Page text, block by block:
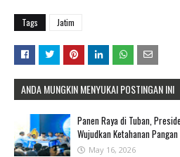
Tags Jatim
ANDA MUNGKIN MENYUKAI POSTINGAN INI
Panen Raya di Tuban,
Wujudkan Ketahanan
May 16, 2026